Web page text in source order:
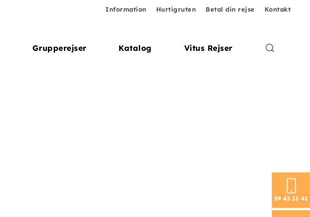
Information Hurtigruten Betal din rejse Kontakt
Grupperejser Katalog Vitus Rejser
59 43 11 41